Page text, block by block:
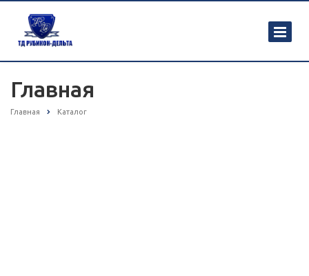
Главная
Главная Каталог